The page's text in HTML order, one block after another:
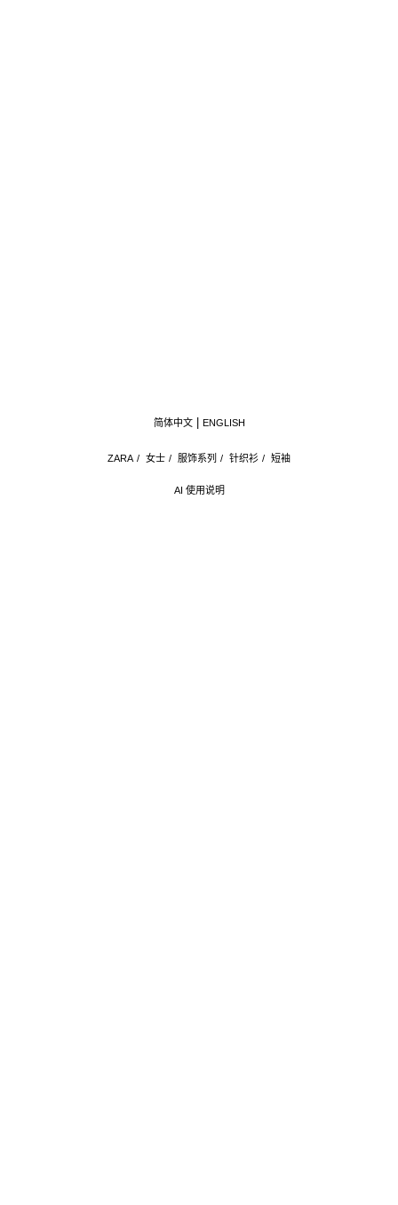
AI 使用说明
ZARA / 女士 / 服饰系列 / 针织衫 / 短袖
简体中文 ENGLISH